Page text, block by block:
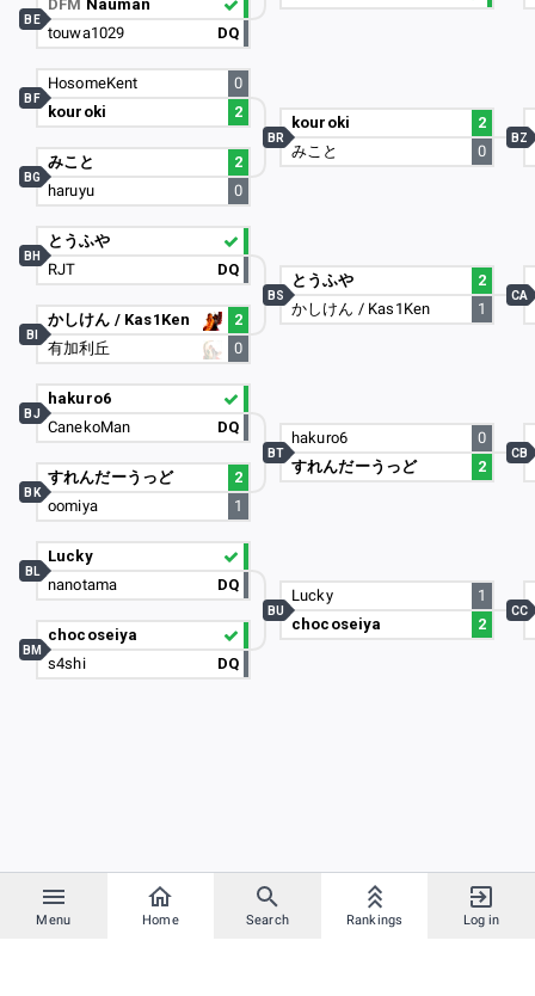
Menu Home Search Rankings Log in
DFM Nauman
touwa1029
DQ
BE
HosomeKent
0
kouroki
2
BF
みこと
2
haruyu
0
BG
とうふや
RJT
DQ
BH
かしけん / Kas1Ken
2
有加利丘
0
BI
hakuro6
CanekoMan
DQ
BJ
すれんだーうっど
2
oomiya
1
BK
Lucky
nanotama
DQ
BL
chocoseiya
s4shi
DQ
BM
kouroki
2
みこと
0
BR
とうふや
2
かしけん / Kas1Ken
1
BS
hakuro6
0
すれんだーうっど
2
BT
Lucky
1
chocoseiya
2
BU
BZ
CA
CB
CC